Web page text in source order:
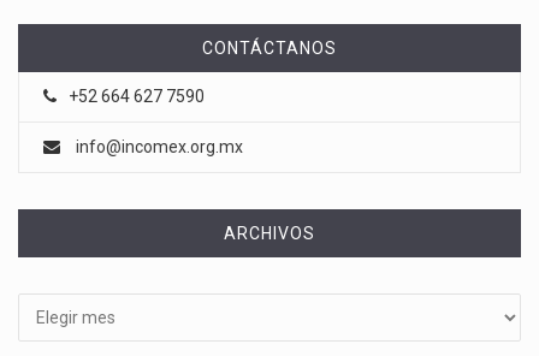
CONTÁCTANOS
+52 664 627 7590
info@incomex.org.mx
ARCHIVOS